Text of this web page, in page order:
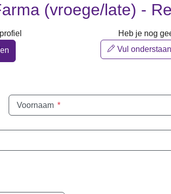
(vroege/late) -
Heb je nog
Vul
Voornaam *